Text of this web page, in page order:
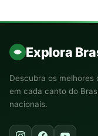
Explora
Descubra os
em cada canto do
nacionais.